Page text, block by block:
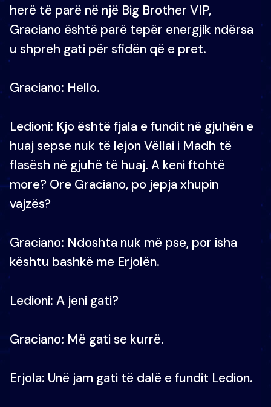
herë të parë në një Big Brother VIP,
Graciano është parë tepër energjik ndërsa
u shpreh gati për sfidën që e pret.
Graciano: Hello.
Ledioni: Kjo është fjala e fundit në gjuhën e
huaj sepse nuk të lejon Vëllai i Madh të
flasësh në gjuhë të huaj. A keni ftohtë
more? Ore Graciano, po jepja xhupin
vajzës?
Graciano: Ndoshta nuk më pse, por isha
kështu bashkë me Erjolën.
Ledioni: A jeni gati?
Graciano: Më gati se kurrë.
Erjola: Unë jam gati të dalë e fundit Ledion.